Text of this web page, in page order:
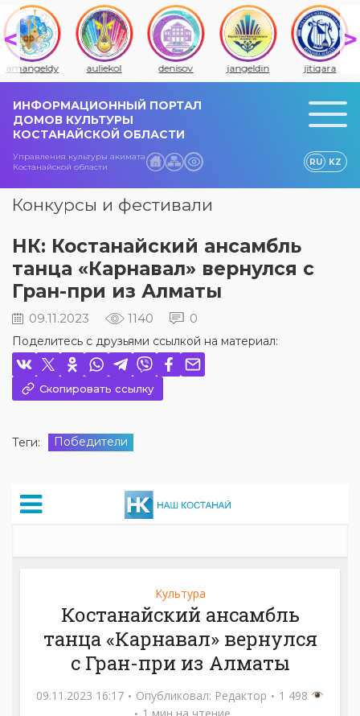
amangeldy auliekol denisov jangeldin jitiqara
ИНФОРМАЦИОННЫЙ ПОРТАЛ
ДОМОВ КУЛЬТУРЫ
КОСТАНАЙСКОЙ ОБЛАСТИ
Управления культуры акимата
Костанайской области
RU KZ
Конкурсы и фестивали
НК: Костанайский ансамбль
танца «Карнавал» вернулся с
Гран-при из Алматы
09.11.2023 1140 0
Поделитесь с друзьями ссылкой на материал:
Скопировать ссылку
Теги: Победители